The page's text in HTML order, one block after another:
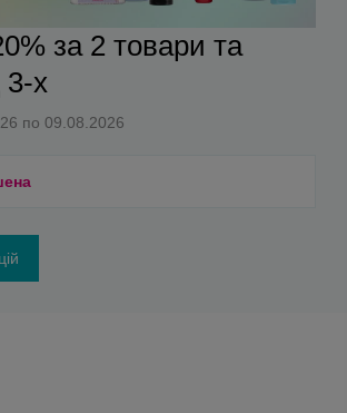
за 2 товари та
3-х
по 09.08.2026